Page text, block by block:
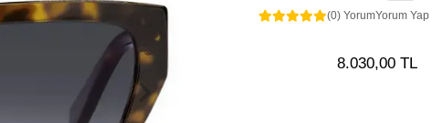
(0) YorumYorum Yap
8.030,00 TL